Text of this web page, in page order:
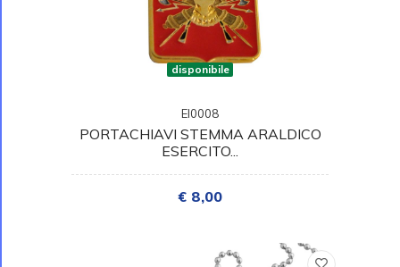
disponibile
EI0008
PORTACHIAVI STEMMA ARALDICO
ESERCITO...
€ 8,00